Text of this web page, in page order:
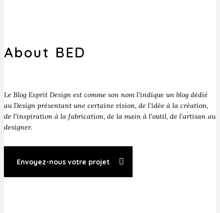
About BED
Le Blog Esprit Design est comme son nom l’indique un blog dédié
au Design présentant une certaine vision, de l’idée à la création,
de l’inspiration à la fabrication, de la main à l’outil, de l’artisan au
designer.
Envoyez-nous votre projet